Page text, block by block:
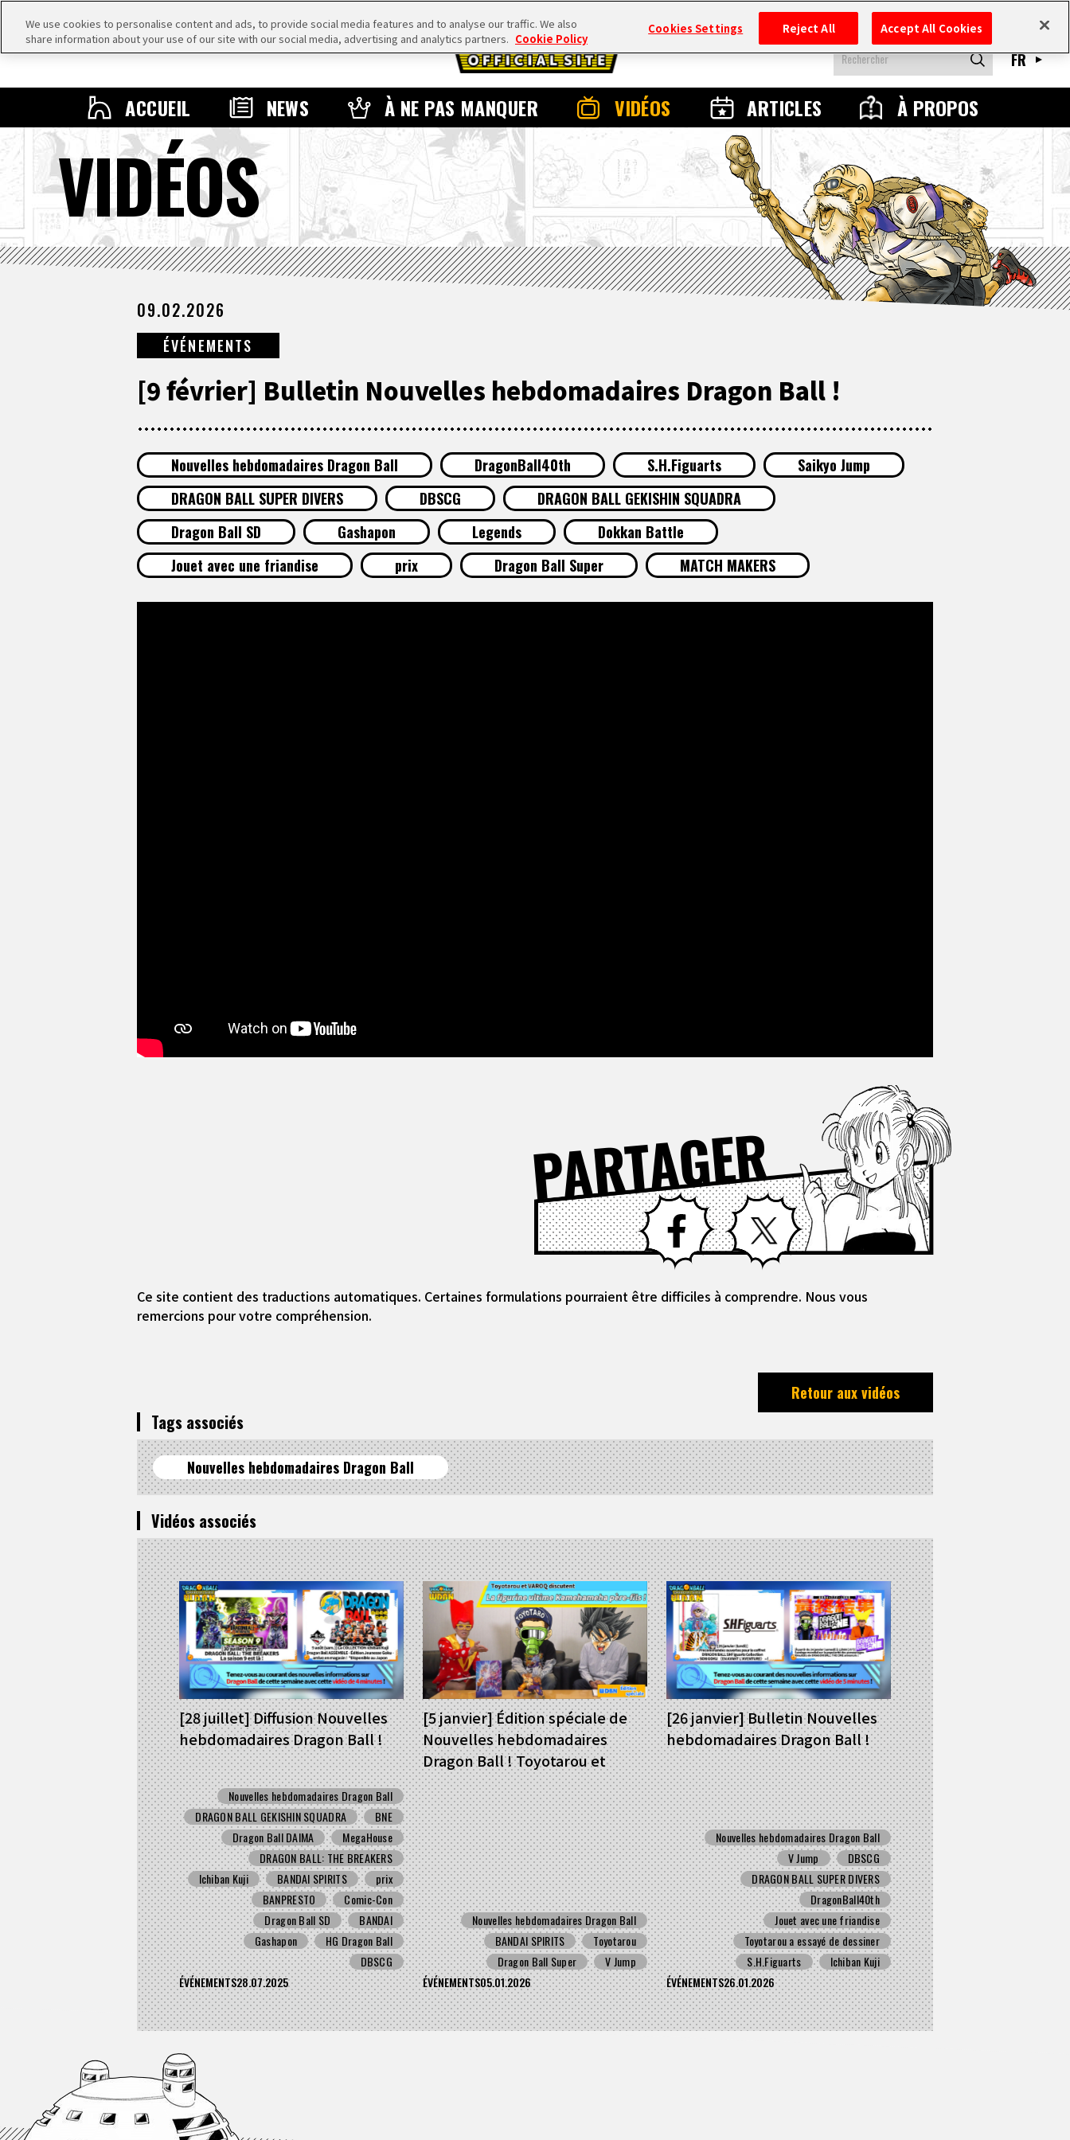
ACCUEIL NEWS À NE PAS MANQUER VIDÉOS ARTICLES À PROPOS
FR
VIDÉOS
09.02.2026
ÉVÉNEMENTS
[9 février] Bulletin Nouvelles hebdomadaires Dragon Ball !
Nouvelles hebdomadaires Dragon Ball DragonBall40th S.H.Figuarts
Saikyo Jump
DRAGON BALL SUPER DIVERS
DBSCG
DRAGON BALL GEKISHIN SQUADRA
Dragon Ball SD
Gashapon Legends
Dokkan Battle
Jouet avec une friandise
prix Dragon Ball Super MATCH MAKERS
PARTAGER
Facebook X
Ce site contient des traductions automatiques. Certaines formulations pourraient être difficiles à comprendre. Nous vous
remercions pour votre compréhension.
Retour aux vidéos
Tags associés
Nouvelles hebdomadaires Dragon Ball
Vidéos associés
[28 juillet] Diffusion Nouvelles
hebdomadaires Dragon Ball !
Nouvelles hebdomadaires Dragon Ball
DRAGON BALL GEKISHIN SQUADRA
BNE
Dragon Ball DAIMA
MegaHouse
DRAGON BALL: THE BREAKERS
Ichiban Kuji
BANDAI SPIRITS
prix
BANPRESTO
Comic-Con
Dragon Ball SD
BANDAI
Gashapon
HG Dragon Ball
DBSCG
ÉVÉNEMENTS28.07.2025
[5 janvier] Édition spéciale de
Nouvelles hebdomadaires
Dragon Ball ! Toyotarou et
VAROQ discutent de la figurine
ultime Kamehameha père-fils !
Nouvelles hebdomadaires Dragon Ball
BANDAI SPIRITS
Toyotarou
Dragon Ball Super
V Jump
ÉVÉNEMENTS05.01.2026
[26 janvier] Bulletin Nouvelles
hebdomadaires Dragon Ball !
Nouvelles hebdomadaires Dragon Ball
V Jump
DBSCG
DRAGON BALL SUPER DIVERS
DragonBall40th
Jouet avec une friandise
Toyotarou a essayé de dessiner
S.H.Figuarts
Ichiban Kuji
ÉVÉNEMENTS26.01.2026
We use cookies to personalise content and ads, to provide social media features and to analyse our traffic. We also
share information about your use of our site with our social media, advertising and analytics partners. Cookie Policy
Cookies Settings Reject All Accept All Cookies